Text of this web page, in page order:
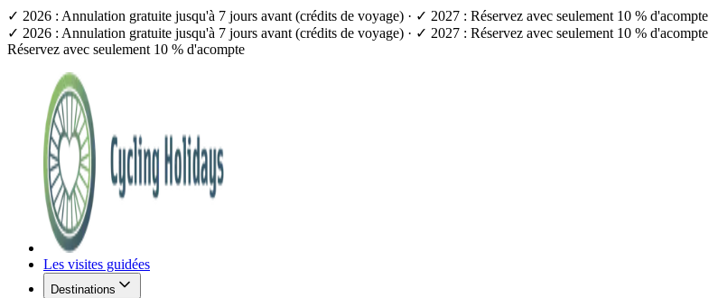
✓ 2026 : Annulation gratuite jusqu'à 7 jours avant (crédits de voyage) · ✓ 2027 : Réservez avec seulement 10 % d'acompte
✓ 2026 : Annulation gratuite jusqu'à 7 jours avant (crédits de voyage) · ✓ 2027 : Réservez avec seulement 10 % d'acompte
Réservez avec seulement 10 % d'acompte
Les visites guidées
Destinations